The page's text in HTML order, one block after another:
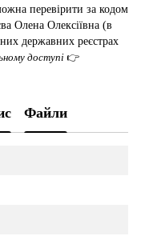
перевірити за кодом
Олена Олексіївна (в
державних реєстрах
доступі 👉
Файли